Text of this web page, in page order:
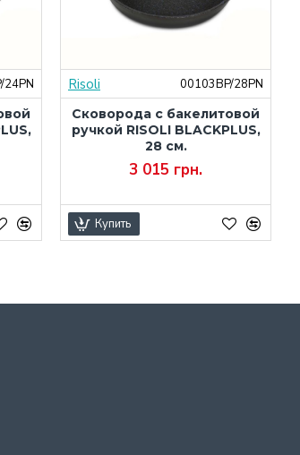
24PN
Risoli
00103BP/28PN
Сковорода c бакелитовой
ручкой RISOLI BLACKPLUS,
28 см.
3 015 грн.
Купить